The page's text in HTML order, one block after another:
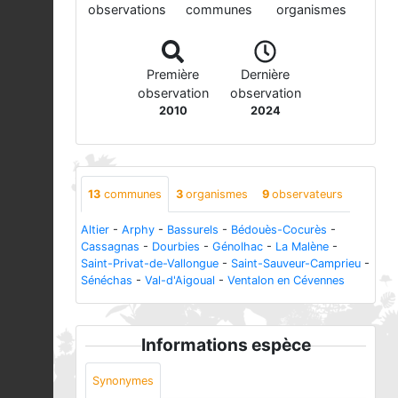
observations communes organismes
Première
observation
2010
Dernière
observation
2024
13 communes 3 organismes 9 observateurs
Altier - Arphy - Bassurels - Bédouès-Cocurès -
Cassagnas - Dourbies - Génolhac - La Malène -
Saint-Privat-de-Vallongue - Saint-Sauveur-Camprieu -
Sénéchas - Val-d'Aigoual - Ventalon en Cévennes
Informations espèce
Synonymes